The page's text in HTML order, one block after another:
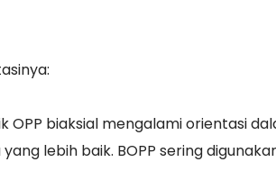
OPP biaksial mengalami orientasi
lebih baik. BOPP sering